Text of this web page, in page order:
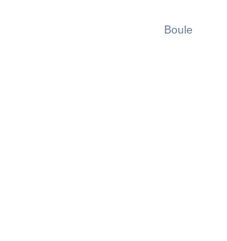
Boule